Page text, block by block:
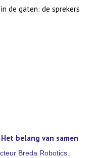
de gaten: de sprekers
belang van samen
Breda Robotics.